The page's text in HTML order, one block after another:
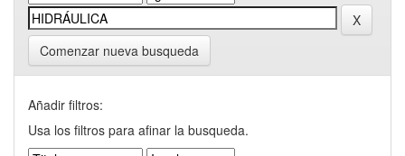
Comenzar nueva busqueda
Añadir filtros:
Usa los filtros para afinar la busqueda.